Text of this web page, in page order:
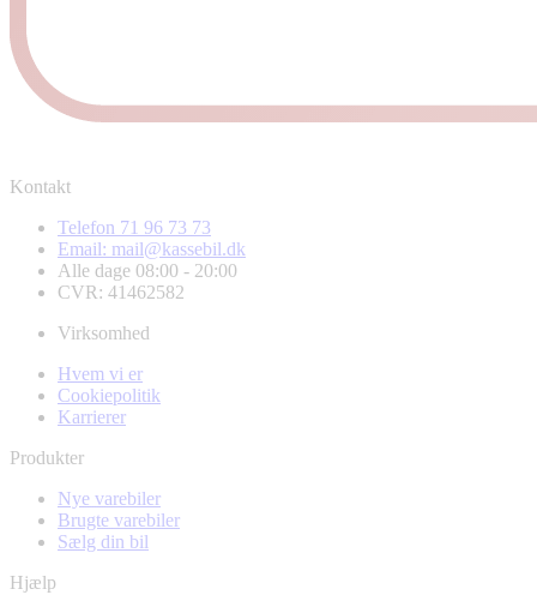
Kontakt
Telefon 71 96 73 73
Email: mail@kassebil.dk
Alle dage 08:00 - 20:00
CVR: 41462582
Virksomhed
Hvem vi er
Cookiepolitik
Karrierer
Produkter
Nye varebiler
Brugte varebiler
Sælg din bil
Hjælp